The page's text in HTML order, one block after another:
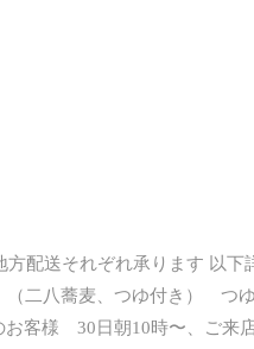
配送それぞれ承ります 以下
二八蕎麦、つゆ付き） つゆ
客様 30日朝10時〜、ご来